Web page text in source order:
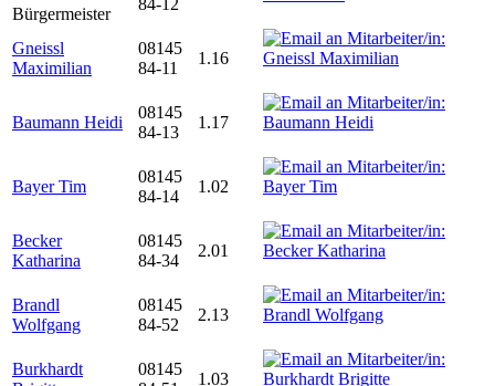
Bürgermeister
84-12
Gneissl
Maximilian
08145
84-11
1.16
Baumann Heidi
08145
84-13
1.17
Bayer Tim
08145
84-14
1.02
Becker
Katharina
08145
84-34
2.01
Brandl
Wolfgang
08145
84-52
2.13
Burkhardt
08145
1.03